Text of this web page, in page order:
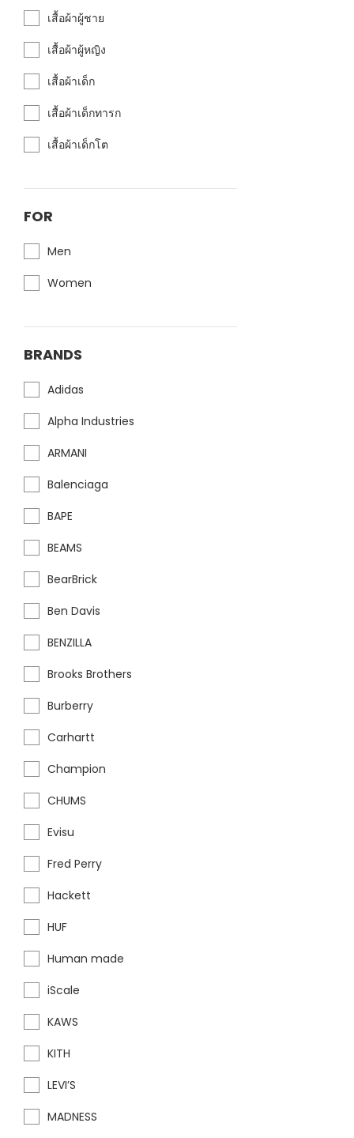
เสื้อผ้าผู้ชาย
เสื้อผ้าผู้หญิง
เสื้อผ้าเด็ก
เสื้อผ้าเด็กทารก
เสื้อผ้าเด็กโต
FOR
Men
Women
BRANDS
Adidas
Alpha Industries
ARMANI
Balenciaga
BAPE
BEAMS
BearBrick
Ben Davis
BENZILLA
Brooks Brothers
Burberry
Carhartt
Champion
CHUMS
Evisu
Fred Perry
Hackett
HUF
Human made
iScale
KAWS
KITH
LEVI’S
MADNESS